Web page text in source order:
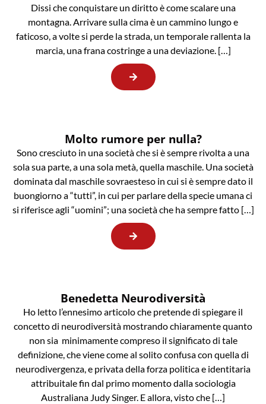
Dissi che conquistare un diritto è come scalare una
montagna. Arrivare sulla cima è un cammino lungo e
faticoso, a volte si perde la strada, un temporale rallenta la
marcia, una frana costringe a una deviazione. […]
Molto rumore per nulla?
Sono cresciuto in una società che si è sempre rivolta a una
sola sua parte, a una sola metà, quella maschile. Una società
dominata dal maschile sovraesteso in cui si è sempre dato il
buongiorno a “tutti”, in cui per parlare della specie umana ci
si riferisce agli “uomini”; una società che ha sempre fatto […]
Benedetta Neurodiversità
Ho letto l’ennesimo articolo che pretende di spiegare il
concetto di neurodiversità mostrando chiaramente quanto
non sia minimamente compreso il significato di tale
definizione, che viene come al solito confusa con quella di
neurodivergenza, e privata della forza politica e identitaria
attribuitale fin dal primo momento dalla sociologia
Australiana Judy Singer. E allora, visto che […]